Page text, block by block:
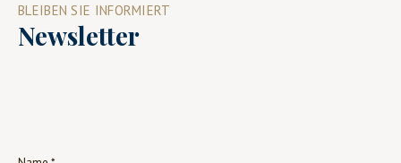
BLEIBEN SIE INFORMIERT
Newsletter